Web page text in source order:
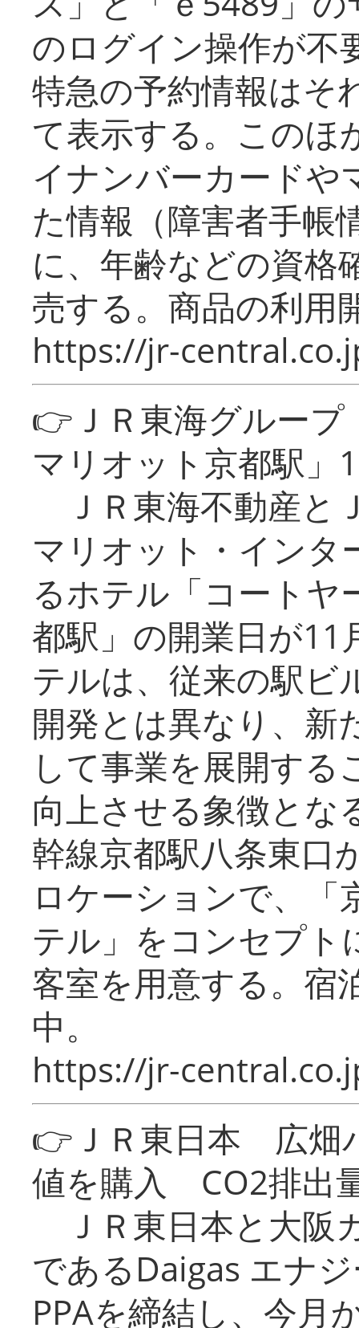
のログイン操作が不
特急の予約情報はそ
て表示する。このほ
イナンバーカードや
た情報（障害者手帳
に、年齢などの資格
売する。商品の利用
https://jr-
👉ＪＲ東海グルー
マリオット京都駅」
ＪＲ東海不動産と
マリオット・インタ
るホテル「コートヤ
都駅」の開業日が11
テルは、従来の駅ビ
開発とは異なり、新
して事業を展開する
向上させる象徴とな
幹線京都駅八条東口
ロケーションで、「
テル」をコンセプト
客室を用意する。宿
中。
https://jr-
👉ＪＲ東日本 広畑
値を購入 CO2排出
ＪＲ東日本と大阪
であるDaigas エナ
PPAを締結し、今月